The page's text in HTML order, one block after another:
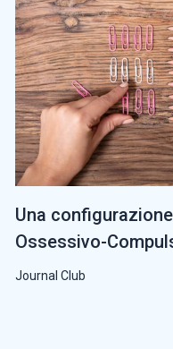
Una
Ossessivo-
Journal Club